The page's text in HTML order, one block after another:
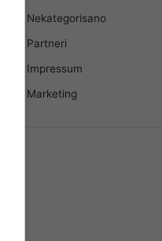
Nekategorisano
Partneri
Impressum
Marketing